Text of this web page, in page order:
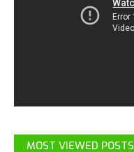
MOST VIEWED POSTS